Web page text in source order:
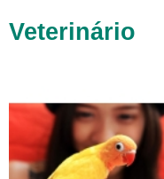
Veterinário